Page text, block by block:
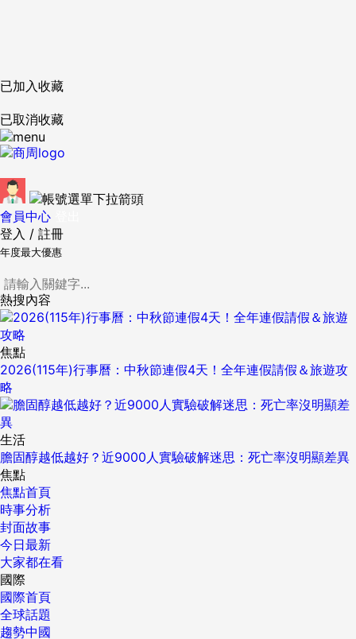
已加入收藏
已取消收藏
會員中心
登入 / 註冊
年度最大優惠
熱搜內容
焦點
2026(115年)行事曆：中秋節連假4天！全年連假請假＆旅遊攻
略
生活
膽固醇越低越好？近9000人實驗破解迷思：死亡率沒明顯差異
焦點
焦點首頁
時事分析
封面故事
今日最新
大家都在看
國際
國際首頁
全球話題
趨勢中國